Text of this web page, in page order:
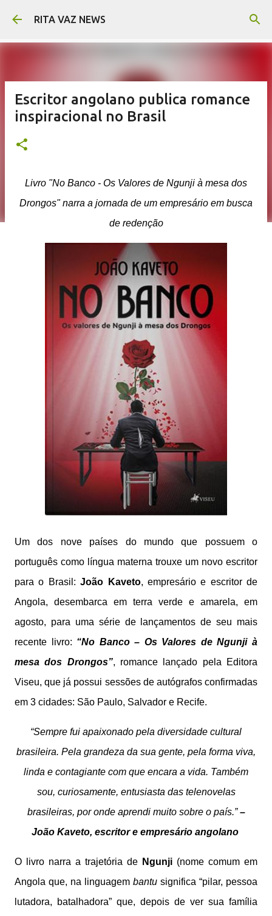
Pular para o conteúdo principal
RITA VAZ NEWS
Escritor angolano publica romance
inspiracional no Brasil
Livro "No Banco - Os Valores de Ngunji à mesa dos
Drongos" narra a jornada de um empresário em busca
de redenção
Um dos nove países do mundo que possuem o
português como língua materna trouxe um novo escritor
para o Brasil:João Kaveto, empresário e escritor de
Angola, desembarca em terra verde e amarela, em
agosto, para uma série de lançamentos de seu mais
recente livro: “No Banco – Os Valores de Ngunji à
mesa dos Drongos”, romance lançado pela Editora
Viseu, que já possui sessões de autógrafos confirmadas
em 3 cidades: São Paulo, Salvador e Recife.
“Sempre fui apaixonado pela diversidade cultural
brasileira. Pela grandeza da sua gente, pela forma viva,
linda e contagiante com que encara a vida. Também
sou, curiosamente, entusiasta das telenovelas
brasileiras, por onde aprendi muito sobre o país.”–
João Kaveto, escritor e empresário angolano
O livro narra a trajetória de Ngunji (nome comum em
Angola que, na linguagem bantu significa “pilar, pessoa
lutadora, batalhadora” que, depois de ver sua família